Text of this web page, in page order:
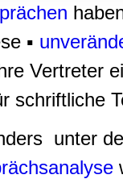
Website an
diese
oder die sie im
▪
Vertreter
schriftliche
unter